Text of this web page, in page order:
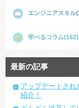
エンジニアスキル
学べるコラム(162)
最新の記事
アップデートさ
紹介！